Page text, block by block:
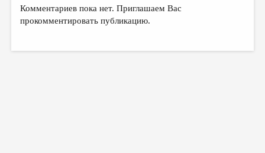
ЦИКЛЫ ПУБЛИКАЦИЙ
Комментариев пока нет. Приглашаем Вас
прокомментировать публикацию.